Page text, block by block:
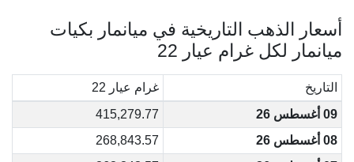
أسعار الذهب التاريخية في ميانمار بكيات
ميانمار لكل غرام عيار 22
التاريخ
غرام عيار 22
09 أغسطس 26
415,279.77
08 أغسطس 26
268,843.57